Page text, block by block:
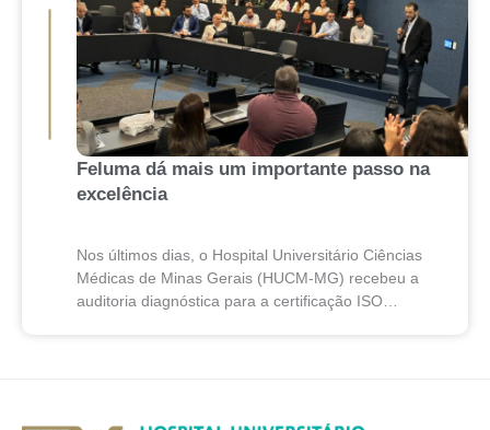
Feluma dá mais um importante passo na
excelência
Nos últimos dias, o Hospital Universitário Ciências
Médicas de Minas Gerais (HUCM-MG) recebeu a
auditoria diagnóstica para a certificação ISO